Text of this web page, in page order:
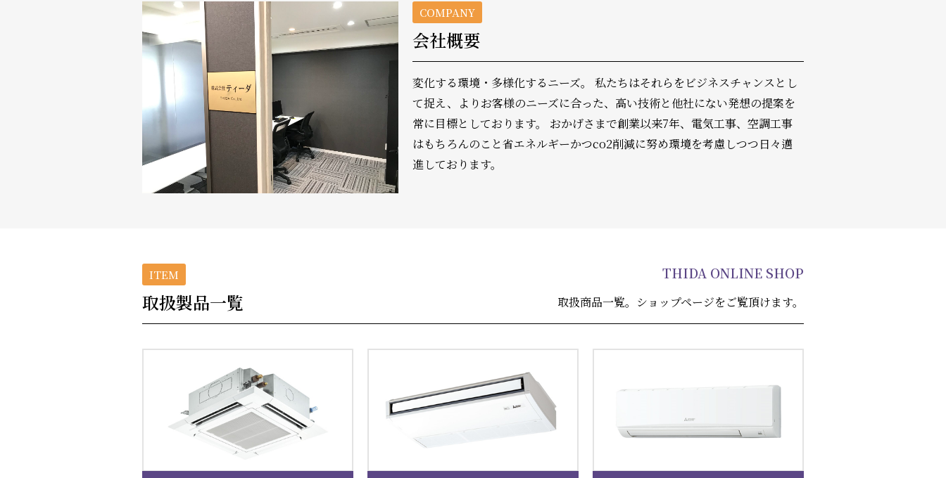
COMPANY
会社概要
変化する環境・多様化するニーズ。 私たちはそれらをビジネスチャンスとし
て捉え、よりお客様のニーズに合った、高い技術と他社にない発想の提案を
常に目標としております。 おかげさまで創業以来7年、電気工事、空調工事
はもちろんのこと省エネルギーかつco2削減に努め環境を考慮しつつ日々邁
進しております。
ITEM
取扱製品一覧
THIDA ONLINE SHOP
取扱商品一覧。ショップページをご覧頂けます。